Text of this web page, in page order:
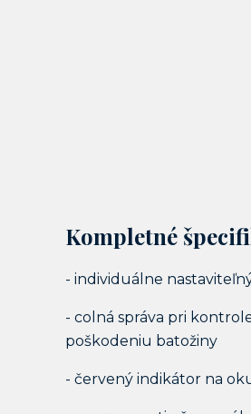
Kompletné
- individuálne
- colná správa pri
poškodeniu batožiny
- červený indikátor na